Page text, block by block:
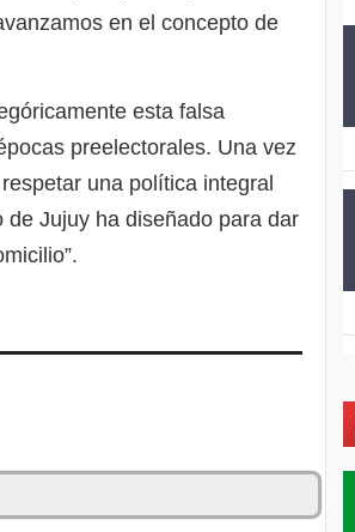
en el concepto de
esta falsa
preelectorales. Una vez
una política integral
Jujuy ha diseñado para dar